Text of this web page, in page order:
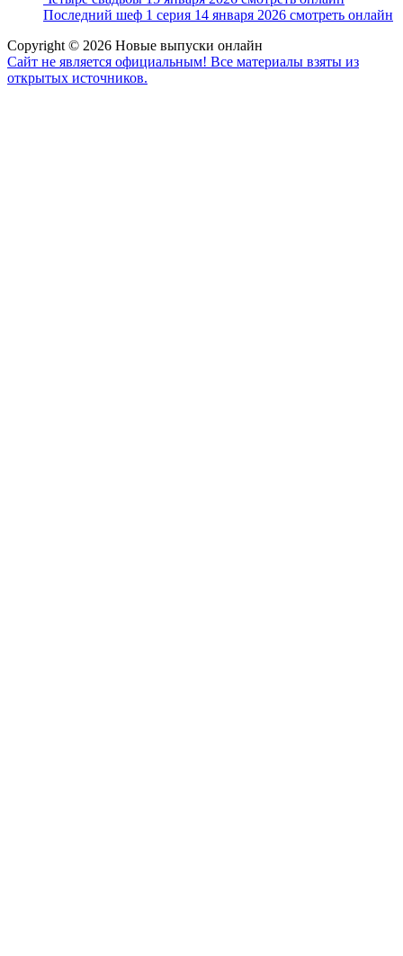
Последний шеф 1 серия 14 января 2026 смотреть онлайн
Copyright © 2026 Новые выпуски онлайн
Сайт не является официальным! Все материалы взяты из
открытых источников.